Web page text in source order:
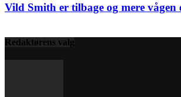
Vild Smith er tilbage og mere vågen
Redaktørens valg